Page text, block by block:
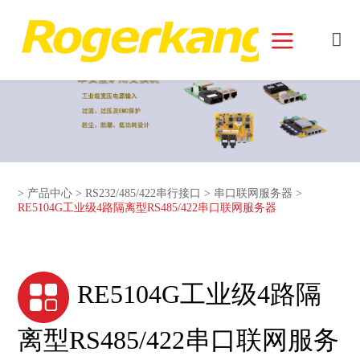
> 产品中心 >RS232/485/422串行接口 > 串口联网服务器 >
RE5104G工业级4路隔离型RS485/422串口联网服务器
RE5104G工业级4路隔
离型RS485/422串口联网服务